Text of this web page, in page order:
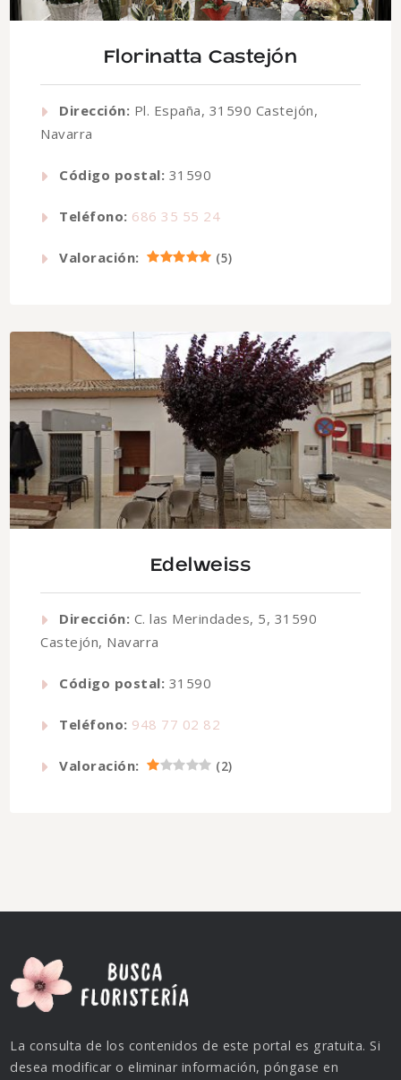
Florinatta Castejón
Dirección: Pl. España, 31590 Castejón,
Navarra
Código postal: 31590
Teléfono: 686 35 55 24
Valoración: (5)
Edelweiss
Dirección: C. las Merindades, 5, 31590
Castejón, Navarra
Código postal: 31590
Teléfono: 948 77 02 82
Valoración: (2)
La consulta de los contenidos de este portal es gratuita. Si
desea modificar o eliminar información, póngase en